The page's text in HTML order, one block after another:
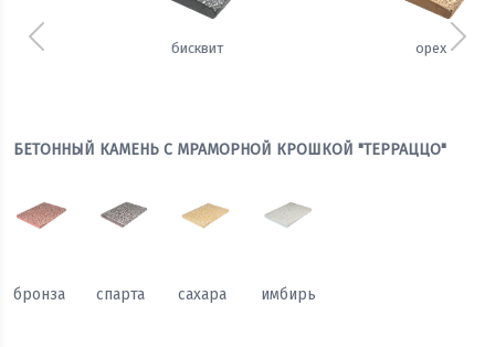
Предыдущий
БЕТОННЫЙ КАМЕНЬ С МРАМОРНОЙ КРОШКОЙ "ТЕРРАЦЦО"
бронза спарта сахара имбирь